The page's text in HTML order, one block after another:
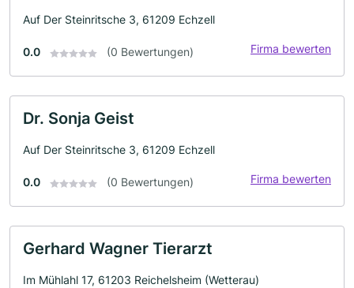
Auf Der Steinritsche 3, 61209 Echzell
0.0 (0 Bewertungen) Firma bewerten
Dr. Sonja Geist
Auf Der Steinritsche 3, 61209 Echzell
0.0 (0 Bewertungen) Firma bewerten
Gerhard Wagner Tierarzt
Im Mühlahl 17, 61203 Reichelsheim (Wetterau)